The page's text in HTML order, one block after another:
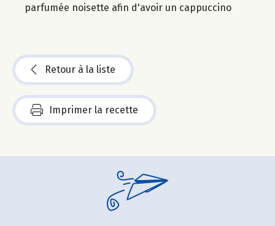
parfumée noisette afin d'avoir un cappuccino
Retour à la liste
Imprimer la recette